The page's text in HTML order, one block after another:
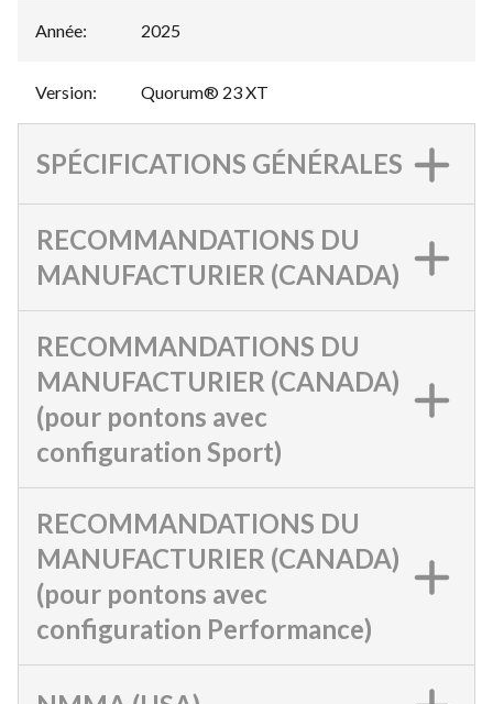
Année: 2025
Version: Quorum® 23 XT
SPÉCIFICATIONS GÉNÉRALES
RECOMMANDATIONS DU
MANUFACTURIER (CANADA)
RECOMMANDATIONS DU
MANUFACTURIER (CANADA)
(pour pontons avec
configuration Sport)
RECOMMANDATIONS DU
MANUFACTURIER (CANADA)
(pour pontons avec
configuration Performance)